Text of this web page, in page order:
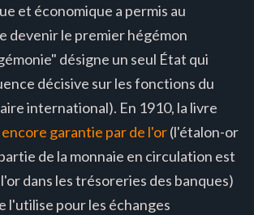
et économique a permis au
devenir le premier hégémon
désigne un seul État qui
décisive sur les fonctions du
international). En 1910, la livre
garantie par de l'or(l'étalon-or
de la monnaie en circulation est
dans les trésoreries des banques)
l'utilise pour les échanges